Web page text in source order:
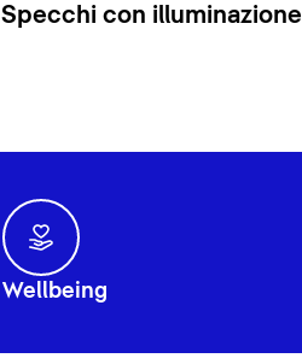
Specchi con illuminazione
Wellbeing